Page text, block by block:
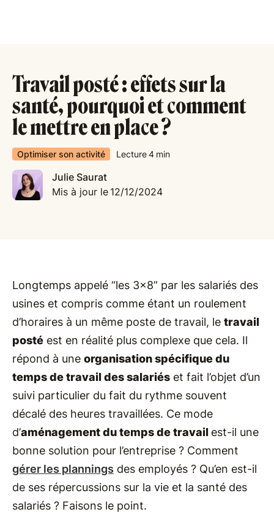
Travail posté : effets sur la
santé, pourquoi et comment
le mettre en place ?
Optimiser son activité Lecture4 min
Julie Saurat
Mis à jour le 12/12/2024
Longtemps appelé “les 3x8” par les salariés des
usines et compris comme étant un roulement
d’horaires à un même poste de travail, le travail
posté est en réalité plus complexe que cela. Il
répond à une organisation spécifique du
temps de travail des salariés et fait l’objet d’un
suivi particulier du fait du rythme souvent
décalé des heures travaillées. Ce mode
d’aménagement du temps de travail est-il une
bonne solution pour l’entreprise ? Comment
gérer les plannings des employés ? Qu’en est-il
de ses répercussions sur la vie et la santé des
salariés ? Faisons le point.